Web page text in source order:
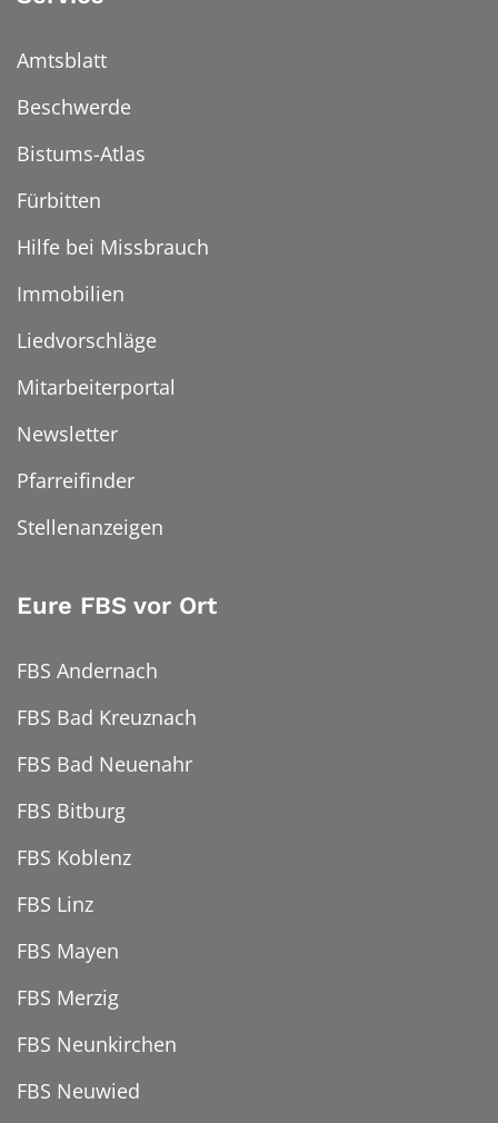
Amtsblatt
Beschwerde
Bistums-Atlas
Fürbitten
Hilfe bei Missbrauch
Immobilien
Liedvorschläge
Mitarbeiterportal
Newsletter
Pfarreifinder
Stellenanzeigen
Eure FBS vor Ort
FBS Andernach
FBS Bad Kreuznach
FBS Bad Neuenahr
FBS Bitburg
FBS Koblenz
FBS Linz
FBS Mayen
FBS Merzig
FBS Neunkirchen
FBS Neuwied